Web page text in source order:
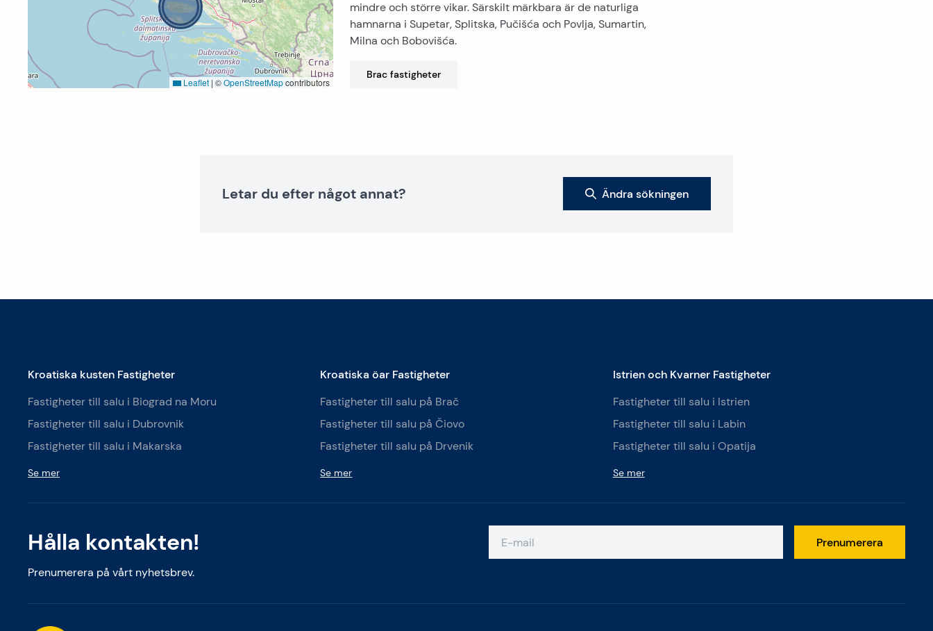
Leaflet | ©OpenStreetMapcontributors
mindre och större vikar. Särskilt märkbara är de naturliga
hamnarna i Supetar, Splitska, Pučišća och Povlja, Sumartin,
Milna och Bobovišća.
Brac fastigheter
Letar du efter något annat? Ändra sökningen
Hålla kontakten!
Prenumerera på vårt nyhetsbrev.
Prenumerera
Kroatiska kusten Fastigheter
Fastigheter till salu i Biograd na Moru
Fastigheter till salu i Dubrovnik
Fastigheter till salu i Makarska
Se mer
Kroatiska öar Fastigheter
Fastigheter till salu på Brač
Fastigheter till salu på Čiovo
Fastigheter till salu på Drvenik
Se mer
Istrien och Kvarner Fastigheter
Fastigheter till salu i Istrien
Fastigheter till salu i Labin
Fastigheter till salu i Opatija
Se mer